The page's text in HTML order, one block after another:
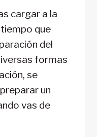
cargar a la
que
del
formas
se
un
vas de